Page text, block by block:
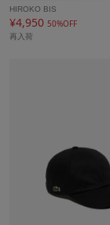
HIROKO BIS
¥4,950 50%OFF
再入荷